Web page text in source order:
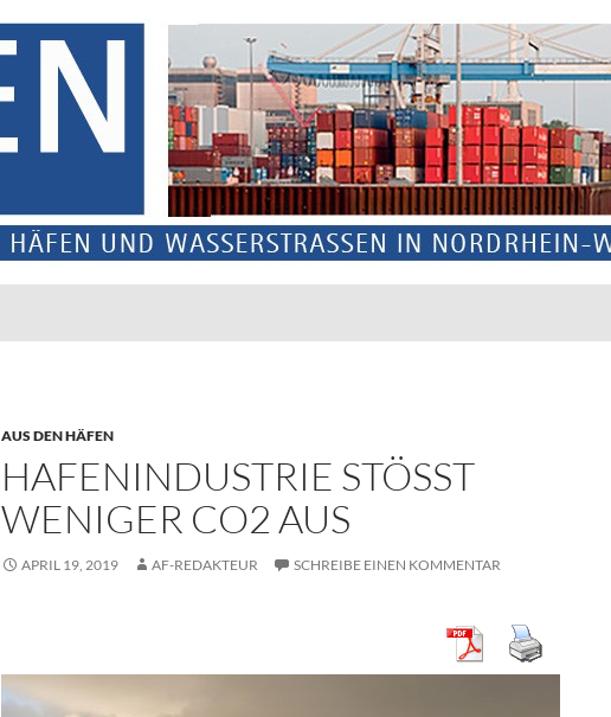
AUS DEN HÄFEN
HAFENINDUSTRIE STÖSST W
ENIGER CO2 AUS
APRIL 19, 2019 AF-REDAKTEUR SCHREIBE EINEN KOMMENTAR